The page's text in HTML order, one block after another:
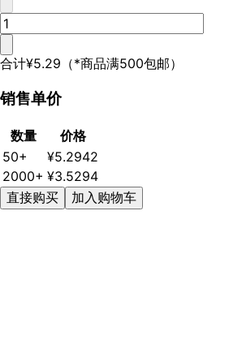
合计¥5.29 （*商品满500包邮）
销售单价
数量
价格
50+
¥5.2942
2000+ ¥3.5294
直接购买
加入购物车